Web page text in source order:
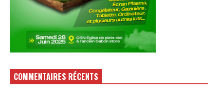
COMMENTAIRES RÉCENTS